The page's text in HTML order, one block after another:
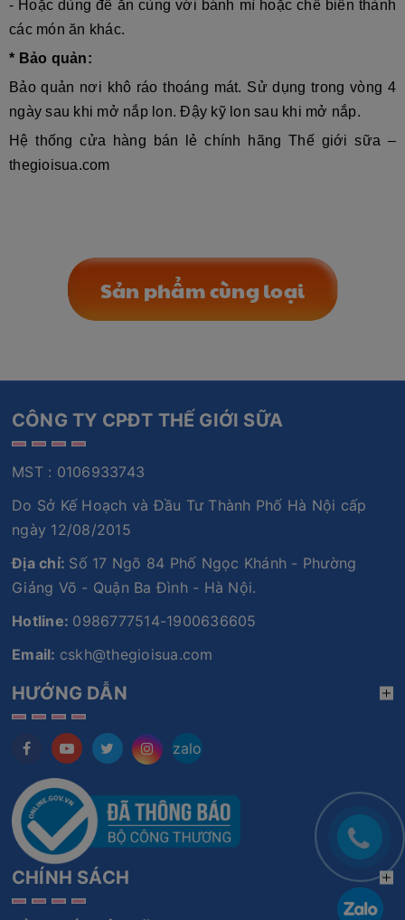
- Hoặc dùng để ăn cùng với bánh mì hoặc chế biến thành
các món ăn khác.
* Bảo quản:
Bảo quản nơi khô ráo thoáng mát. Sử dụng trong vòng 4
ngày sau khi mở nắp lon. Đậy kỹ lon sau khi mở nắp.
Hệ thống cửa hàng bán lẻ chính hãng Thế giới sữa –
thegioisua.com
Sản phẩm cùng loại
CÔNG TY CPĐT THẾ GIỚI SỮA
MST : 0106933743
Do Sở Kế Hoạch và Đầu Tư Thành Phố Hà Nội cấp
ngày 12/08/2015
Địa chỉ: Số 17 Ngõ 84 Phố Ngọc Khánh - Phường
Giảng Võ - Quận Ba Đình - Hà Nội.
Hotline: 0986777514-1900636605
Email: cskh@thegioisua.com
HƯỚNG DẪN
zalo
CHÍNH SÁCH